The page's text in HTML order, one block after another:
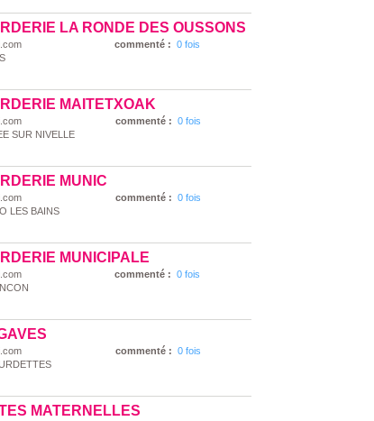
LA RONDE DES OUSSONS
commenté : 0 fois
MAITETXOAK
commenté : 0 fois
SUR NIVELLE
MUNIC
commenté : 0 fois
LES BAINS
MUNICIPALE
commenté : 0 fois
commenté : 0 fois
MATERNELLES